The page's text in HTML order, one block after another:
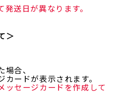
送日が異なります。
＞
合、
ードが表示されます。
セージカードを作成して